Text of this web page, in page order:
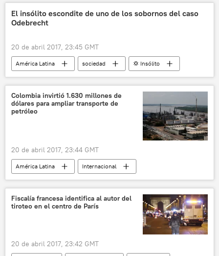
noticias
El insólito escondite de uno de los sobornos del caso
Odebrecht
20 de abril 2017, 23:45 GMT
América Latina sociedad
💢 Insólito
Internacional
Brasil
Carlos Cunha
Odebrecht
sobornos
pantimedias
noticias
Colombia invirtió 1.630 millones de
dólares para ampliar transporte de
petróleo
20 de abril 2017, 23:44 GMT
América Latina
Internacional
Colombia
petróleo
📈 Mercados y finanzas
noticias
Fiscalía francesa identifica al autor del
tiroteo en el centro de París
20 de abril 2017, 23:42 GMT